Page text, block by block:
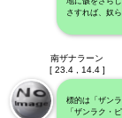
さすれば、奴
南ザナラーン
[ 23.4 , 14.4 ]
標的は「ザン
「ザンラク・